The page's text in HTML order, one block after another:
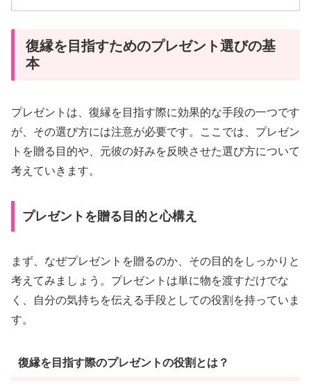
復縁を目指すためのプレゼント選びの基
本
プレゼントは、復縁を目指す際に効果的な手段の一つです
が、その選び方には注意が必要です。ここでは、プレゼン
トを贈る目的や、元彼の好みを反映させた選び方について
考えていきます。
プレゼントを贈る目的と心構え
まず、なぜプレゼントを贈るのか、その目的をしっかりと
考えてみましょう。プレゼントは単に物を渡すだけでな
く、自分の気持ちを伝える手段としての役割を持っていま
す。
復縁を目指す際のプレゼントの役割とは？